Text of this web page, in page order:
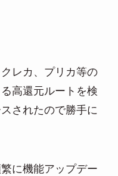
レカ、プリカ等の
高還元ルートを検
されたので勝手に
に機能アップデー